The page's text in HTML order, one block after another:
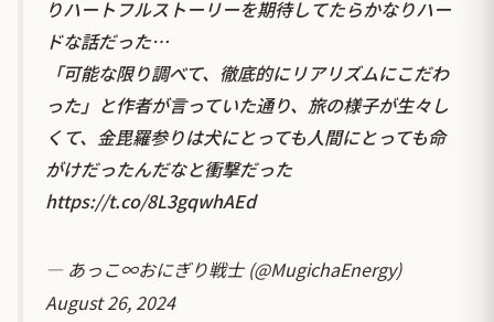
りハートフルストーリーを期待してたらかなりハー
ドな話だった…
「可能な限り調べて、徹底的にリアリズムにこだわ
った」と作者が言っていた通り、旅の様子が生々し
くて、金毘羅参りは犬にとっても人間にとっても命
がけだったんだなと衝撃だった
https://t.co/8L3gqwhAEd
— あっこ∞おにぎり戦士 (@MugichaEnergy)
August 26, 2024